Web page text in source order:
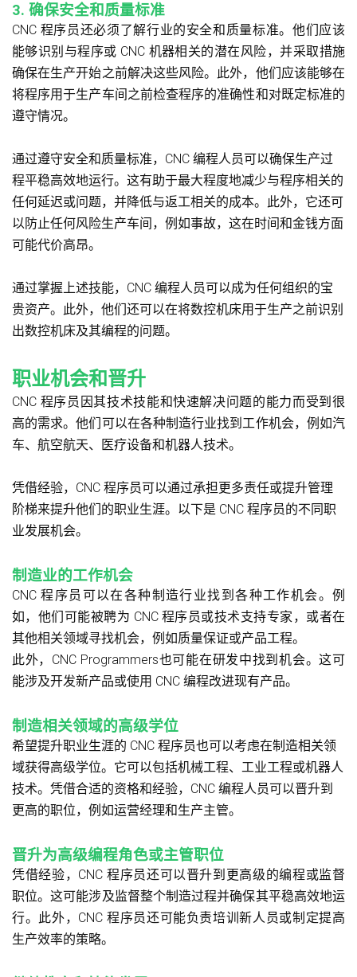
3. 确保安全和质量标准
CNC 程序员还必须了解行业的安全和质量标准。他们应该
能够识别与程序或 CNC 机器相关的潜在风险，并采取措施
确保在生产开始之前解决这些风险。此外，他们应该能够在
将程序用于生产车间之前检查程序的准确性和对既定标准的
遵守情况。
通过遵守安全和质量标准，CNC 编程人员可以确保生产过
程平稳高效地运行。这有助于最大程度地减少与程序相关的
任何延迟或问题，并降低与返工相关的成本。此外，它还可
以防止任何风险生产车间，例如事故，这在时间和金钱方面
可能代价高昂。
通过掌握上述技能，CNC 编程人员可以成为任何组织的宝
贵资产。此外，他们还可以在将数控机床用于生产之前识别
出数控机床及其编程的问题。
职业机会和晋升
CNC 程序员因其技术技能和快速解决问题的能力而受到很
高的需求。他们可以在各种制造行业找到工作机会，例如汽
车、航空航天、医疗设备和机器人技术。
凭借经验，CNC 程序员可以通过承担更多责任或提升管理
阶梯来提升他们的职业生涯。以下是 CNC 程序员的不同职
业发展机会。
制造业的工作机会
CNC 程序员可以在各种制造行业找到各种工作机会。例
如，他们可能被聘为 CNC 程序员或技术支持专家，或者在
其他相关领域寻找机会，例如质量保证或产品工程。
此外，CNC Programmers也可能在研发中找到机会。这可
能涉及开发新产品或使用 CNC 编程改进现有产品。
制造相关领域的高级学位
希望提升职业生涯的 CNC 程序员也可以考虑在制造相关领
域获得高级学位。它可以包括机械工程、工业工程或机器人
技术。凭借合适的资格和经验，CNC 编程人员可以晋升到
更高的职位，例如运营经理和生产主管。
晋升为高级编程角色或主管职位
凭借经验，CNC 程序员还可以晋升到更高级的编程或监督
职位。这可能涉及监督整个制造过程并确保其平稳高效地运
行。此外，CNC 程序员还可能负责培训新人员或制定提高
生产效率的策略。